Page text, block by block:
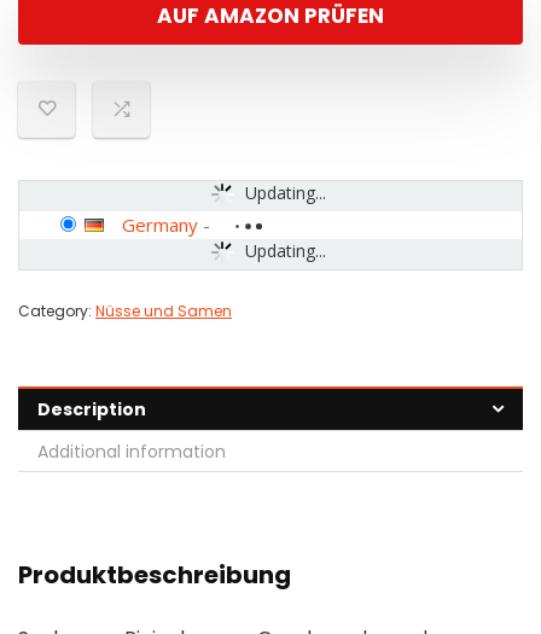
AUF AMAZON PRÜFEN
Updating...
Updating...
Germany -
Category: Nüsse und Samen
Description
Additional information
Produktbeschreibung